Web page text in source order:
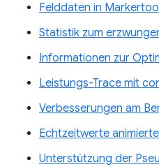
Felddaten in
Statistik zum
Informationen zur
Leistungs-Trace mit
Verbesserungen am
Echtzeitwerte
Unterstützung der